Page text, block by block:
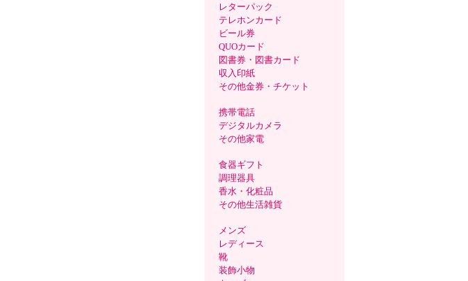
レターパック
テレホンカード
ビール券
QUOカード
図書券・図書カード
収入印紙
その他金券・チケット
携帯電話
デジタルカメラ
その他家電
食器ギフト
調理器具
香水・化粧品
その他生活雑貨
メンズ
レディース
靴
装飾小物